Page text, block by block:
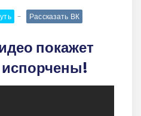
Рассказать ВК
покажет